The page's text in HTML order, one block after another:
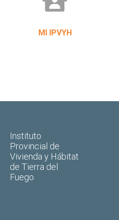
MI IPVYH
Instituto
Provincial de
Vivienda y Hábitat
de Tierra del
Fuego